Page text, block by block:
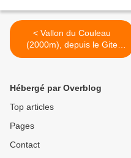
< Vallon du Couleau
(2000m), depuis le Gite
d'Alban
Hébergé par Overblog
Top articles
Pages
Contact